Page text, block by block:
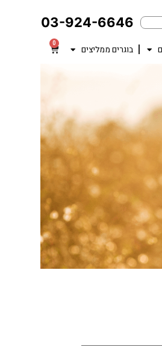
03-924-6646
בוגרים ממליצים
0